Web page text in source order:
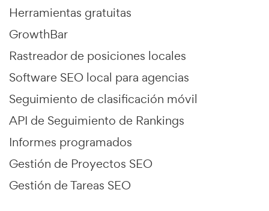
Herramientas gratuitas
GrowthBar
Rastreador de posiciones locales
Software SEO local para agencias
Seguimiento de clasificación móvil
API de Seguimiento de Rankings
Informes programados
Gestión de Proyectos SEO
Gestión de Tareas SEO